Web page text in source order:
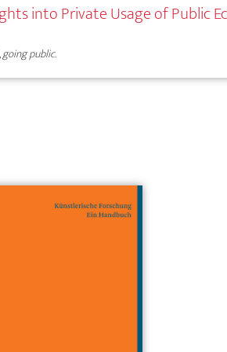
into Private Usage of Public
going public.